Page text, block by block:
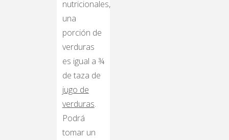
nutricionales,
una
porción de
verduras
es igual a ¾
de taza de
jugo de
verduras.
Podrá
tomar un